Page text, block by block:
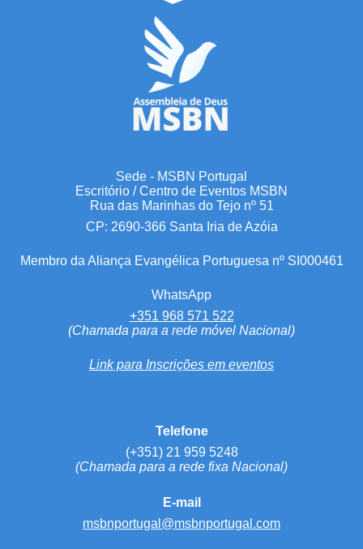
Sede - MSBN Portugal
Escritório / Centro de Eventos MSBN
Rua das Marinhas do Tejo nº 51
CP: 2690-366 Santa Iria de Azóia
Membro da Aliança Evangélica Portuguesa nº SI000461
WhatsApp
+351 968 571 522
(Chamada para a rede móvel Nacional)
Link para Inscrições em eventos
Telefone
(+351) 21 959 5248
(Chamada para a rede fixa Nacional)
E-mail
msbnportugal@msbnportugal.com